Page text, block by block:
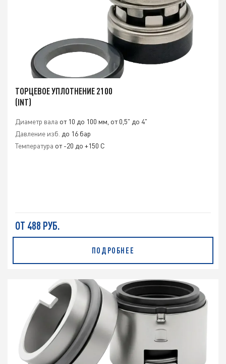
ТОРЦЕВОЕ УПЛОТНЕНИЕ 2100
(INT)
Диаметр вала от 10 до 100 мм, от 0,5" до 4"
Давление изб. до 16 бар
Температура от -20 до +150 С
ОТ 488 РУБ.
ПОДРОБНЕЕ